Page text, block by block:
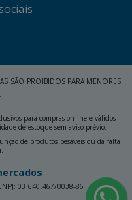
SÃO PROIBIDOS PARA MENORES
para compras online e válidos
de estoque sem aviso prévio.
de produtos pesáveis ou da falta
03.640.467/0038-86